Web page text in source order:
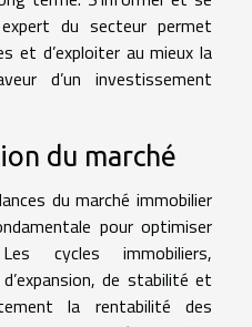
du secteur permet
et d’exploiter au mieux la
d’un investissement
du marché
du marché immobilier
pour optimiser
cycles immobiliers,
de stabilité et
la rentabilité des